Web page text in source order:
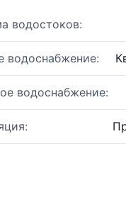
водостоков:
водоснабжение:
водоснабжение: